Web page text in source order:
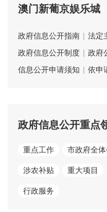
澳门新葡京娱乐城
政府信息公开指南 | 法定
政府信息公开制度 | 政府
信息公开申请须知 | 依申
政府信息公开重点
重点工作 市政府全
涉农补贴 重大项目
行政服务